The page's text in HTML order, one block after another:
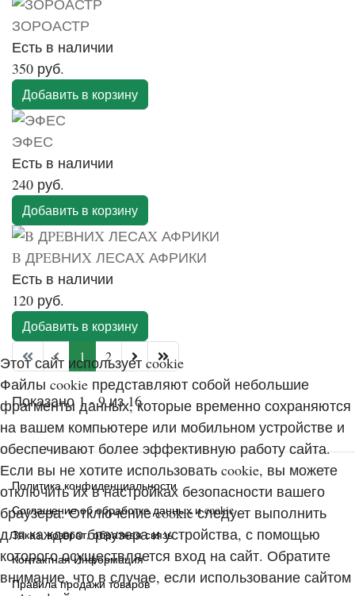
ЗОРОАСТР
Есть в наличии
350 руб.
Добавить в корзину
ЭФЕС
Есть в наличии
240 руб.
Добавить в корзину
B ДPEВНИX ЛЕСАX АФРИКИ
Есть в наличии
120 руб.
Добавить в корзину
1
2
Показано 1 - 9 из 16
Политика конфиденциальности
Соглашение об обработке данных и cookie
Заказ, возврат, обратная связь
Контактная Информация
Правила продажи товаров
Этот сайт использует cookie
Файлы cookie представляют собой небольшие
фрагменты данных, которые временно сохраняются
на вашем компьютере или мобильном устройстве и
обеспечивают более эффективную работу сайта.
Если вы не хотите использовать cookie, вы можете
отключить их в настройках безопасности вашего
браузера. Отключение cookie следует выполнить
для каждого браузера и устройства, с помощью
которого осуществляется вход на сайт. Обратите
внимание, что в случае, если использование сайтом